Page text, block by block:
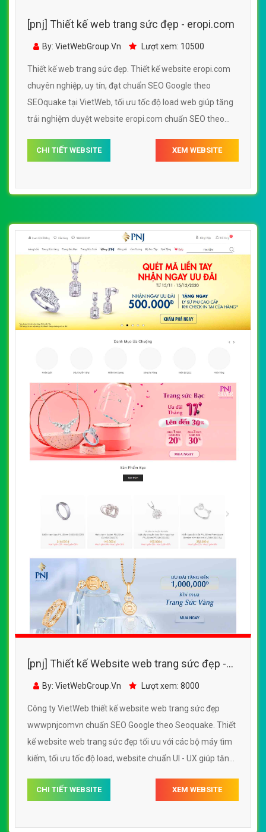
[pnj] Thiết kế web trang sức đẹp - eropi.com
By: VietWebGroup.Vn Lượt xem: 10500
Thiết kế web trang sức đẹp. Thiết kế website eropi.com
chuyên nghiệp, uy tín, đạt chuẩn SEO Google theo
SEOquake tại VietWeb, tối ưu tốc độ load web giúp tăng
trải nghiệm duyệt website eropi.com chuẩn SEO theo
CHI TIẾT WEBSITE XEM WEBSITE
[pnj] Thiết kế Website web trang sức đẹp -
wwwpnjcomvn
By: VietWebGroup.Vn Lượt xem: 8000
Công ty VietWeb thiết kế website web trang sức đẹp
wwwpnjcomvn chuẩn SEO Google theo Seoquake. Thiết
kế website web trang sức đẹp tối ưu với các bộ máy tìm
kiếm, tối ưu tốc độ load, website chuẩn UI - UX giúp tăng
wwwpnjcomvn
CHI TIẾT WEBSITE XEM WEBSITE